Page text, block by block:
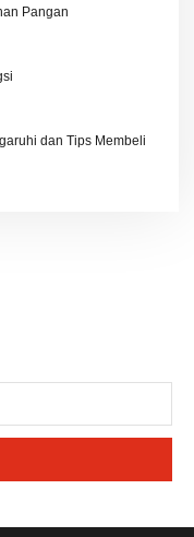
Pangan
dan Tips Membeli